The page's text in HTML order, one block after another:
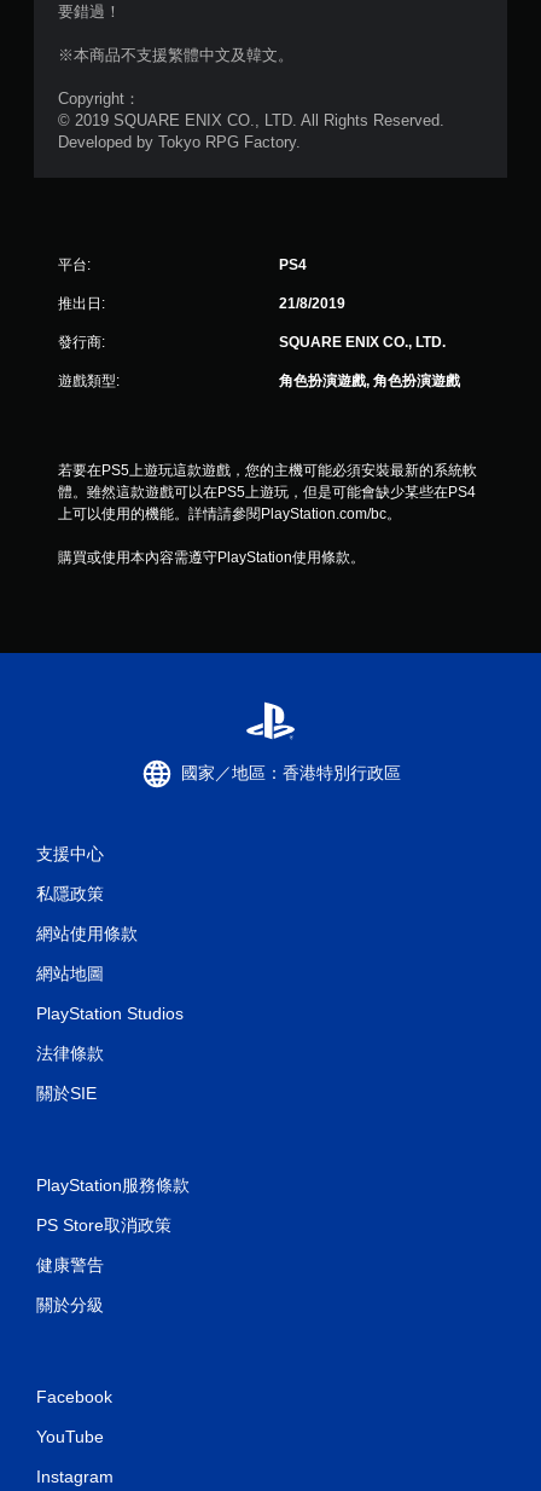
要錯過！
※本商品不支援繁體中文及韓文。
Copyright：
© 2019 SQUARE ENIX CO., LTD. All Rights Reserved.
Developed by Tokyo RPG Factory.
平台: PS4
推出日: 21/8/2019
發行商: SQUARE ENIX CO., LTD.
遊戲類型: 角色扮演遊戲, 角色扮演遊戲
若要在PS5上遊玩這款遊戲，您的主機可能必須安裝最新的系統軟
體。雖然這款遊戲可以在PS5上遊玩，但是可能會缺少某些在PS4
上可以使用的機能。詳情請參閱PlayStation.com/bc。
購買或使用本內容需遵守PlayStation使用條款。
國家／地區：香港特別行政區
支援中心
私隱政策
網站使用條款
網站地圖
PlayStation Studios
法律條款
關於SIE
PlayStation服務條款
PS Store取消政策
健康警告
關於分級
Facebook
YouTube
Instagram